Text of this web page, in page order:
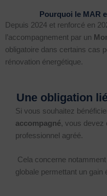
Pourquoi le MAR
Depuis 2024 et renforcé en
l’accompagnement par un
obligatoire dans certains cas
rénovation énergétique.
Une obligation
Si vous souhaitez
accompagné, vous devez
professionnel agréé.
Cela concerne
globale permettant un gain